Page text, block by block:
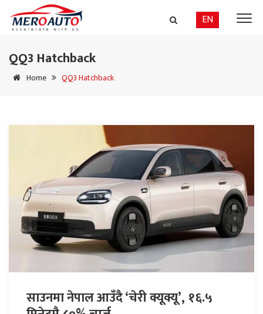
EN
QQ3 Hatchback
Home QQ3 Hatchback
साउनमा नेपाल आउँदै ‘चेरी क्यूक्यू’, १६.५